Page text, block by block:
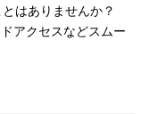
はありませんか？
アクセスなどスムー